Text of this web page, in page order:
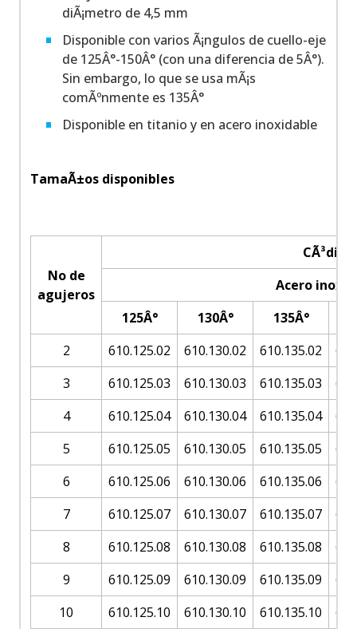
diÃ¡metro de 4,5 mm
Disponible con varios Ã¡ngulos de cuello-eje
de 125Â°-150Â° (con una diferencia de 5Â°).
Sin embargo, lo que se usa mÃ¡s
comÃºnmente es 135Â°
Disponible en titanio y en acero inoxidable
TamaÃ±os disponibles
No de
agujeros
CÃ³digo
Acero
125Â°
130Â° 135Â°
2
610.125.02 610.130.02 610.135.02
3
610.125.03 610.130.03 610.135.03
4
610.125.04 610.130.04 610.135.04
5
610.125.05 610.130.05 610.135.05
6
610.125.06 610.130.06 610.135.06
7
610.125.07 610.130.07 610.135.07
8
610.125.08 610.130.08 610.135.08
9
610.125.09 610.130.09 610.135.09
10
610.125.10 610.130.10 610.135.10